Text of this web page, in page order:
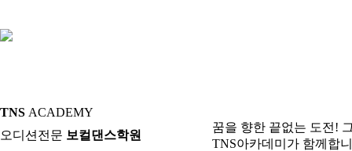
TNS ACADEMY
오디션전문 보컬댄스학원
꿈을 향한 끝없는 도전!
TNS아카데미가 함께합